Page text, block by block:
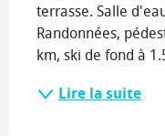
terrasse. Salle
Randonnées,
km, ski de fond à
Lire la suite